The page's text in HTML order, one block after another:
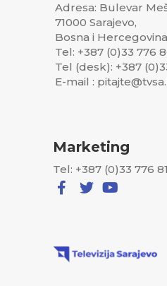
Adresa: Bulevar
71000 Sarajevo,
Bosna i Hercegovina
Tel: +387 (0)33 776
Tel (desk): +387
E-mail :
Marketing
Tel: +387 (0)33 776